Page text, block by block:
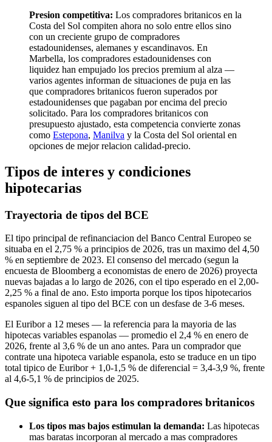
Presion competitiva: Los compradores britanicos en la
Costa del Sol compiten ahora no solo entre ellos sino
con un creciente grupo de compradores
estadounidenses, alemanes y escandinavos. En
Marbella, los compradores estadounidenses con
liquidez han empujado los precios premium al alza —
varios agentes informan de situaciones de puja en las
que compradores britanicos fueron superados por
estadounidenses que pagaban por encima del precio
solicitado. Para los compradores britanicos con
presupuesto ajustado, esta competencia convierte zonas
como Estepona, Manilva y la Costa del Sol oriental en
opciones de mejor relacion calidad-precio.
Tipos de interes y condiciones
hipotecarias
Trayectoria de tipos del BCE
El tipo principal de refinanciacion del Banco Central Europeo se
situaba en el 2,75 % a principios de 2026, tras un maximo del 4,50
% en septiembre de 2023. El consenso del mercado (segun la
encuesta de Bloomberg a economistas de enero de 2026) proyecta
nuevas bajadas a lo largo de 2026, con el tipo esperado en el 2,00-
2,25 % a final de ano. Esto importa porque los tipos hipotecarios
espanoles siguen al tipo del BCE con un desfase de 3-6 meses.
El Euribor a 12 meses — la referencia para la mayoria de las
hipotecas variables espanolas — promedio el 2,4 % en enero de
2026, frente al 3,6 % de un ano antes. Para un comprador que
contrate una hipoteca variable espanola, esto se traduce en un tipo
total tipico de Euribor + 1,0-1,5 % de diferencial = 3,4-3,9 %, frente
al 4,6-5,1 % de principios de 2025.
Que significa esto para los compradores britanicos
Los tipos mas bajos estimulan la demanda: Las hipotecas
mas baratas incorporan al mercado a mas compradores